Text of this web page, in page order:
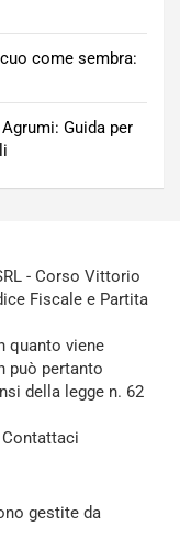
come sembra:
Guida per
- Corso Vittorio
Fiscale e Partita
quanto viene
può pertanto
della legge n. 62
Contattaci
gestite da